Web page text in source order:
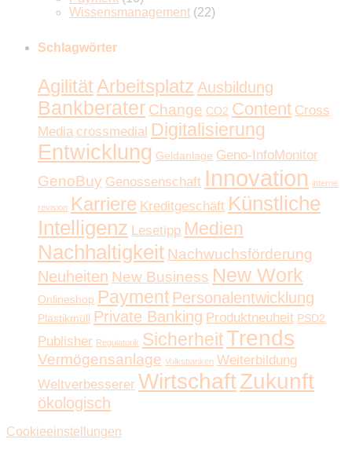
Wissensmanagement (22)
Schlagwörter
AgilitätArbeitsplatz Ausbildung
Bankberater Change CO2 Content Cross
Media crossmedial Digitalisierung
Entwicklung Geldanlage Geno-InfoMonitor
GenoBuy Genossenschaft Innovation interne
revision Karriere Kreditgeschäft Künstliche
Intelligenz Lesetipp Medien
Nachhaltigkeit Nachwuchsförderung
Neuheiten New Business New Work
Onlineshop Payment Personalentwicklung
Plastikmüll Private Banking Produktneuheit PSD2
Publisher Regulatorik SicherheitTrends
Vermögensanlage Volksbanken Weiterbildung
Weltverbesserer WirtschaftZukunft
ökologisch
Cookieeinstellungen